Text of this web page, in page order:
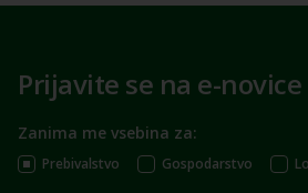
Prijavite se na e-novice
Zanima me vsebina za:
Prebivalstvo Gospodarstvo